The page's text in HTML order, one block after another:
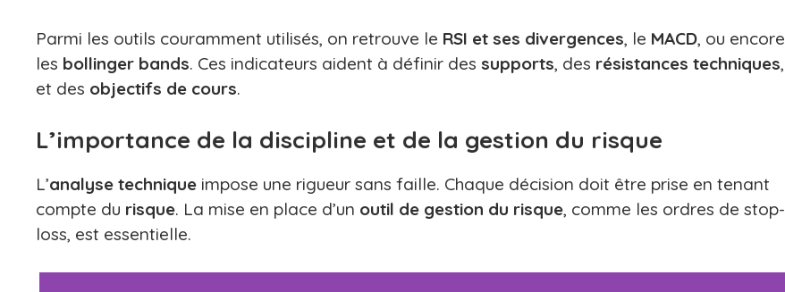
Parmi les outils couramment utilisés, on retrouve le RSI et ses divergences, le MACD, ou encore
les bollinger bands. Ces indicateurs aident à définir des supports, des résistances techniques,
et des objectifs de cours.
L’importance de la discipline et de la gestion du risque
L’analyse technique impose une rigueur sans faille. Chaque décision doit être prise en tenant
compte du risque. La mise en place d’un outil de gestion du risque, comme les ordres de stop-
loss, est essentielle.